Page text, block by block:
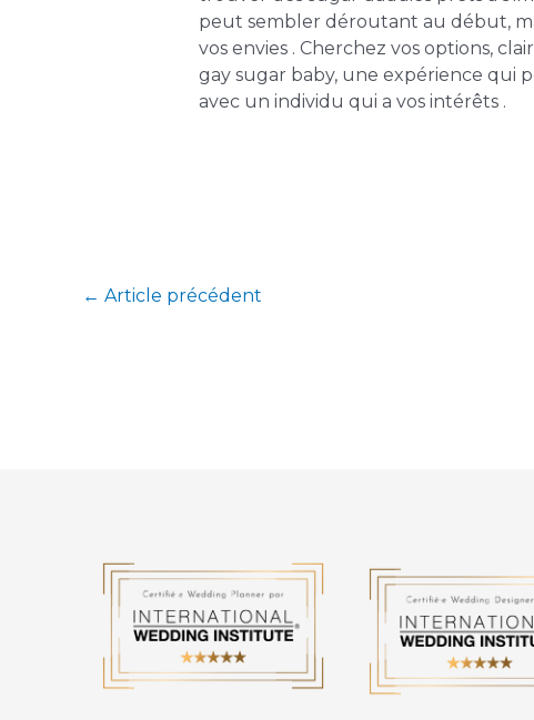
peut sembler déroutant au début,
vos envies . Cherchez vos options,
gay sugar baby, une expérience qui
avec un individu qui a vos intérêts .
← Article précédent